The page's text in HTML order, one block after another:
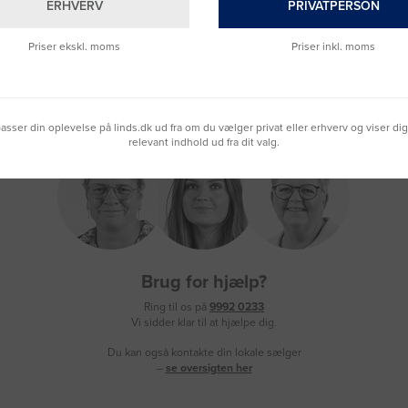
Brug for hjælp?
Ring til os på 9992 0233
Vi sidder klar til at hjælpe dig.
Du kan også kontakte din lokale sælger
– se oversigten her
ERHVERV
Priser ekskl. moms
PRIVATPERSON
Priser inkl. moms
din oplevelse på linds.dk ud fra om du vælger privat eller erhverv og viser
relevant indhold ud fra dit valg.